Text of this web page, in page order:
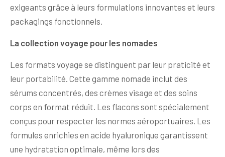
exigeants grâce à leurs formulations innovantes et leurs
packagings fonctionnels.
La collection voyage pour les nomades
Les formats voyage se distinguent par leur praticité et
leur portabilité. Cette gamme nomade inclut des
sérums concentrés, des crèmes visage et des soins
corps en format réduit. Les flacons sont spécialement
conçus pour respecter les normes aéroportuaires. Les
formules enrichies en acide hyaluronique garantissent
une hydratation optimale, même lors des